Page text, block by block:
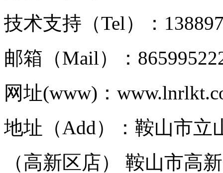
技术支持（Tel）：
邮箱（Mail）：
网址(www)：
地址（Add）：鞍山市立
（高新区店） 鞍山市高